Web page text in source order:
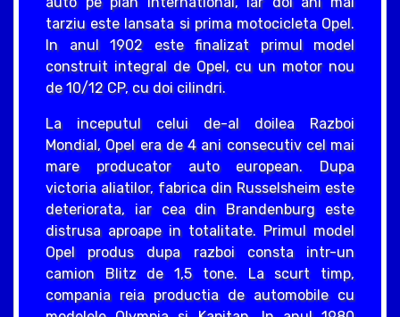
tarziu este lansata si prima motocicleta Opel.
In anul 1902 este finalizat primul model
construit integral de Opel, cu un motor nou
de 10/12 CP, cu doi cilindri.
La inceputul celui de-al doilea Razboi
Mondial, Opel era de 4 ani consecutiv cel mai
mare producator auto european. Dupa
victoria aliatilor, fabrica din Russelsheim este
deteriorata, iar cea din Brandenburg este
distrusa aproape in totalitate. Primul model
Opel produs dupa razboi consta intr-un
camion Blitz de 1,5 tone. La scurt timp,
compania reia productia de automobile cu